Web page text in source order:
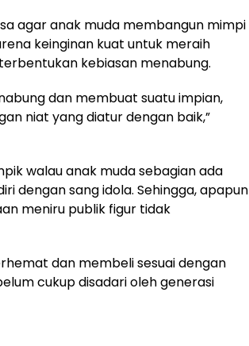
agar anak muda membangun mimpi
keinginan kuat untuk meraih
kebiasan menabung.
dan membuat suatu impian,
niat yang diatur dengan baik,”
walau anak muda sebagian ada
dengan sang idola. Sehingga, apapun
meniru publik figur tidak
dan membeli sesuai dengan
cukup disadari oleh generasi